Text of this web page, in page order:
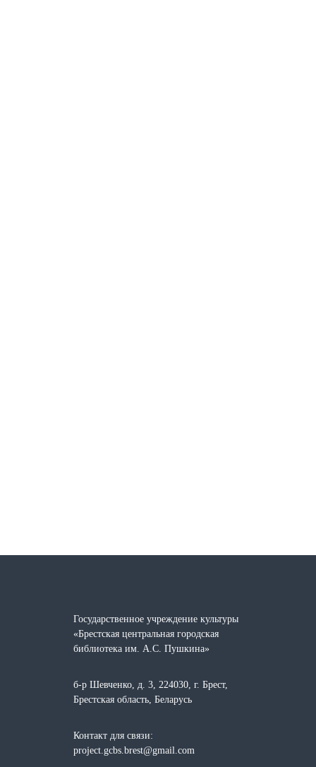
Государственное учреждение культуры
«Брестская центральная городская
библиотека им. А.С. Пушкина»
б-р Шевченко, д. 3, 224030, г. Брест,
Брестская область, Беларусь
Контакт для связи:
project.gcbs.brest@gmail.com